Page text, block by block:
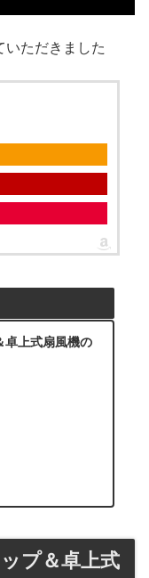
いただきました
上式扇風機の
プ＆卓上式